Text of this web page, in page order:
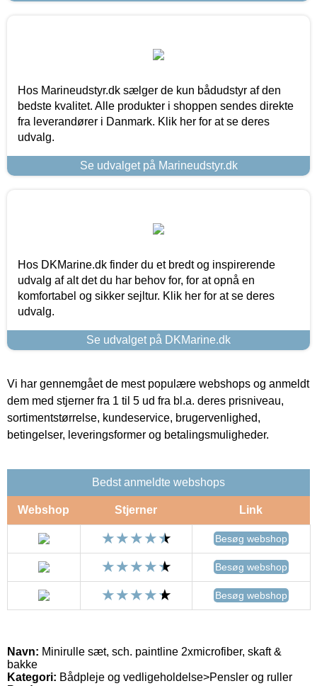
Hos Marineudstyr.dk sælger de kun bådudstyr af den
bedste kvalitet. Alle produkter i shoppen sendes direkte
fra leverandører i Danmark. Klik her for at se deres
udvalg.
Se udvalget på Marineudstyr.dk
Hos DKMarine.dk finder du et bredt og inspirerende
udvalg af alt det du har behov for, for at opnå en
komfortabel og sikker sejltur. Klik her for at se deres
udvalg.
Se udvalget på DKMarine.dk
Vi har gennemgået de mest populære webshops og anmeldt
dem med stjerner fra 1 til 5 ud fra bl.a. deres prisniveau,
sortimentstørrelse, kundeservice, brugervenlighed,
betingelser, leveringsformer og betalingsmuligheder.
Bedst anmeldte webshops
Webshop Stjerner Link
Besøg webshop
Besøg webshop
Besøg webshop
Navn: Minirulle sæt, sch. paintline 2xmicrofiber, skaft &
bakke
Kategori: Bådpleje og vedligeholdelse>Pensler og ruller